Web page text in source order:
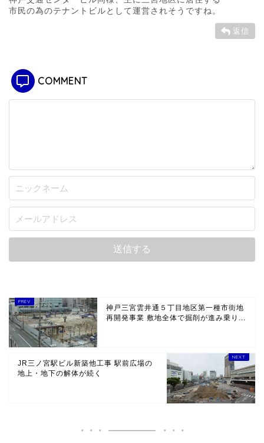
市民の為のテナントビルとして運営されそうですね。
返信
COMMENT
神戸三宮雲井通５丁目地区第一種市街地
再開発事業 敷地全体で掘削が進み乗り...
JR三ノ宮駅ビル新築他工事 駅前広場の
地上・地下の解体が続く